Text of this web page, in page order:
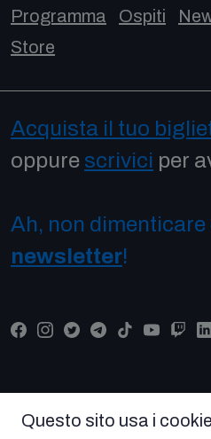
Programma Ospiti
Store
Acquista il tuo
oppure scrivici per
Ah, non dimenticare
newsletter!
© COPYRIGHT COMICON
Questo sito usa i cookie